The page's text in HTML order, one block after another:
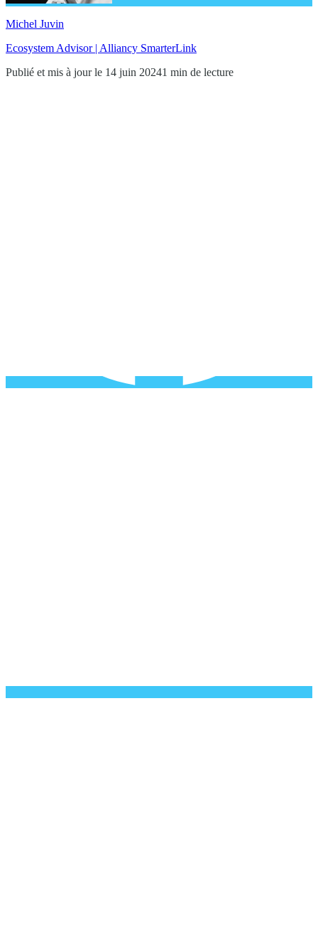
Michel Juvin
Ecosystem Advisor | Alliancy SmarterLink
Publié et mis à jour le 14 juin 20241 min de lecture